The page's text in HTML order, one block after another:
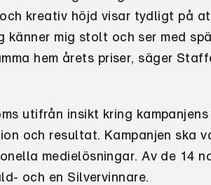
kreativ höjd visar tydligt på
mig stolt och ser med
hem årets priser, säger
utifrån insikt kring
och resultat. Kampanjen ska
medielösningar. Av de 14
och en Silvervinnare.